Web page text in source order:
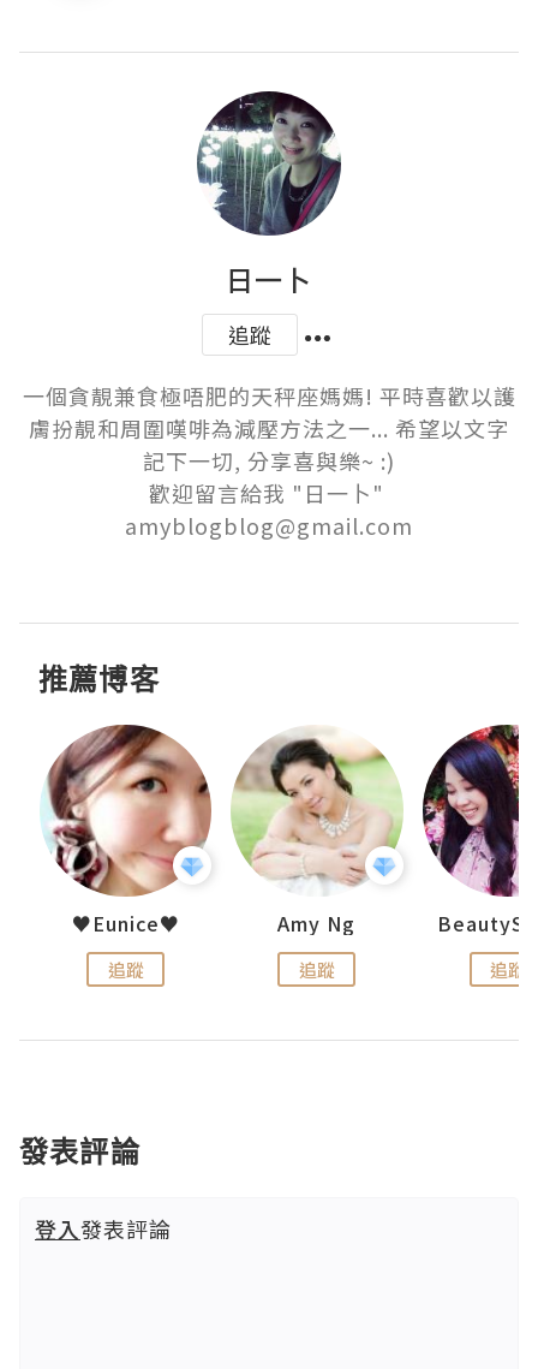
日一卜
追蹤
一個貪靚兼食極唔肥的天秤座媽媽! 平時喜歡以護
膚扮靚和周圍嘆啡為減壓方法之一... 希望以文字
記下一切, 分享喜與樂~ :)
歡迎留言給我 "日一卜"
amyblogblog@gmail.com
推薦博客
♥Eunice♥
追蹤
Amy Ng
追蹤 追蹤
發表評論
登入發表評論